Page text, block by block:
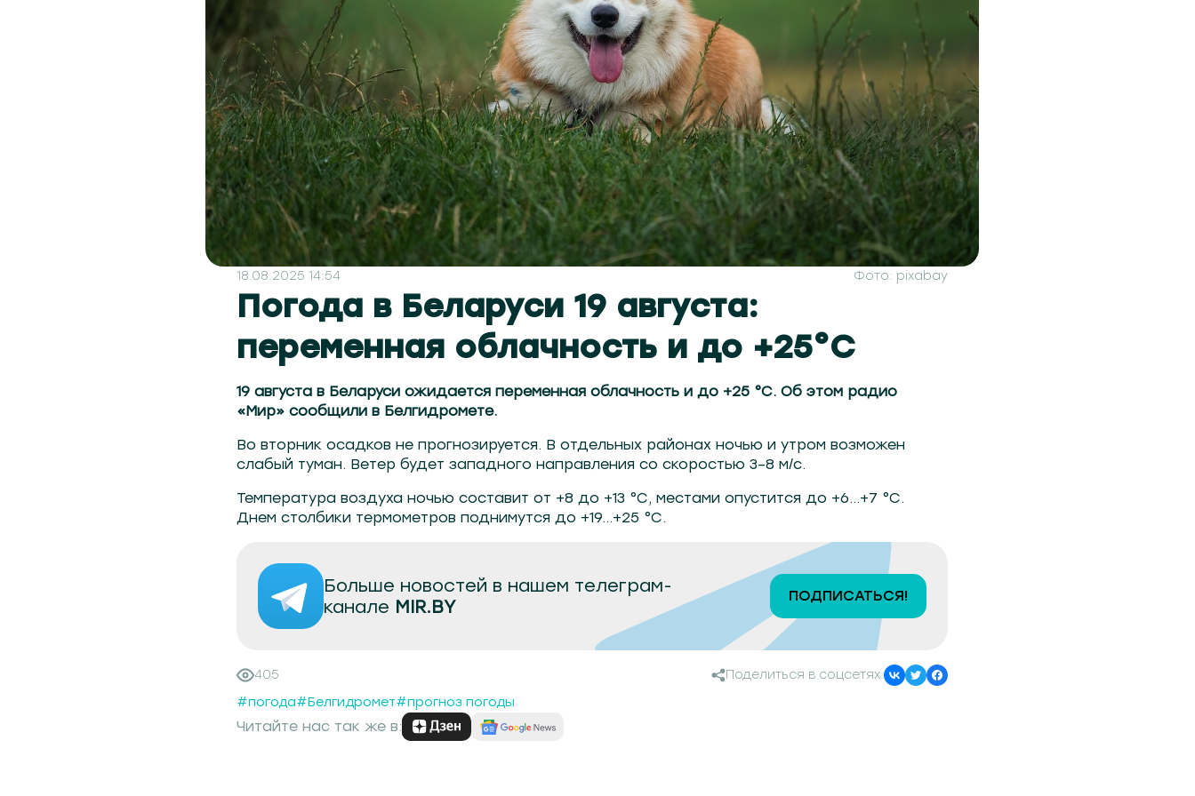
18.08.2025 14:54 Фото: pixabay
Погода в Беларуси 19 августа:
переменная облачность и до +25°С
19 августа в Беларуси ожидается переменная облачность и до +25 °C. Об этом радио
«Мир» сообщили в Белгидромете.
Во вторник осадков не прогнозируется. В отдельных районах ночью и утром возможен
слабый туман. Ветер будет западного направления со скоростью 3–8 м/с.
Температура воздуха ночью составит от +8 до +13 °C, местами опустится до +6…+7 °C.
Днем столбики термометров поднимутся до +19…+25 °C.
Больше новостей в нашем телеграм-
канале MIR.BY ПОДПИСАТЬСЯ!
405
Поделиться в соцсетях:
#погода#Белгидромет#прогноз погоды
Читайте нас так же в: